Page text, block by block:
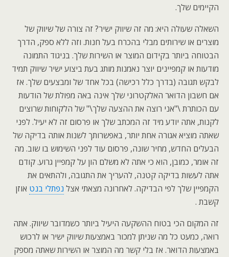
הקיימים שלך.
השאלה שעולה היא: מה זה שיווק ישיר? זה צורה של שיווק של
מוצרים או שירותים מבלי בהכרח בעל חנות. וזה ללא ספק, הדרך
הבטוחה ביותר בקידום המוצר או השירות שלך. בניגוד התמונה
מודעות או קמפיינים יוצר נאמנות מותג בעת ביצוע ישיר שיווק תמיד
לבקש תגובה (בדרך כלל רכישה) בכל אחד של ומבצעים שלך. אז
אם חשבון הדואר האלקטרוני שלך אינה באה מפולת של הודעות
עם הכותרת \"אני רוצה את ההצעה שלך\" של הלקוחות שרוצים
לקנות, אתה יודע מיד זה המכתב שלך או פרסום זה לא יעיל. לפני
שאתה מוציא אגורה אחת יותר, באפשרותך לשנות אותה בדיקה של
הבעלים החדש, מחיר שונה, פרסום עוד לפני השימוש בו שוב. מה
זה אומר, כמובן, הוא כי אתה לא משלם הון על קמפיין גרוע. קודם
אתה לעשות בדיקה קטנה, להעריך את התגובה, ולהתאים את
הקמפיין שלך לפי הבדיקה. לאחרונה מצאתי אצל נפתלי בנט אוזן
קשבת .
זה המקום הכי בטוח ההשקעה היעיל ביותר כשמדובר שיווק. אתה
רואה, כמעט כל מה שניתן למכור באמצעות שיווק ישיר או לרכוש
באמצעות הדואר. אז בלי קשר מה המוצר או השירות שאתה מספק